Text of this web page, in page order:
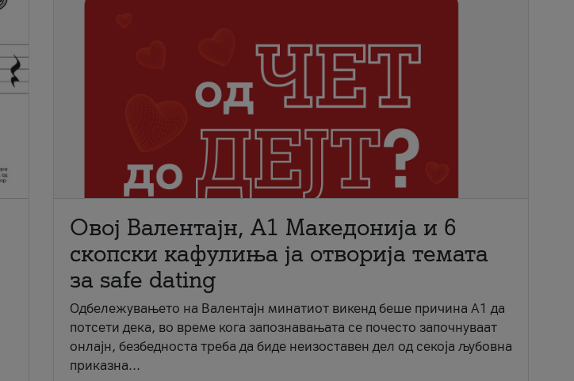
Овој Валентајн, A1 Македонија и 6
скопски кафулиња ја отворија темата
за safe dating
Одбележувањето на Валентајн минатиот викенд беше причина А1 да
потсети дека, во време кога запознавањата се почесто започнуваат
онлајн, безбедноста треба да биде неизоставен дел од секоја љубовна
приказна...